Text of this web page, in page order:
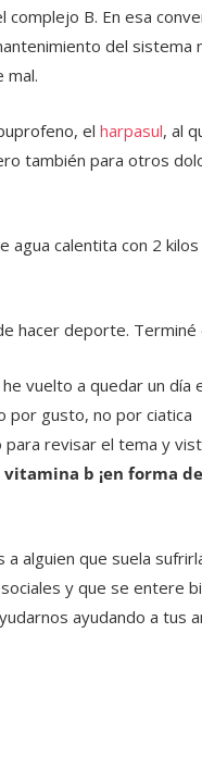
B. En esa
del sistema
mal.
el harpasul, al
también para otros
agua calentita con 2
hacer deporte. Terminé
vuelto a quedar un día
por gusto, no por ciatica
revisar el tema y
b ¡en forma
a alguien que suela
y que se entere
ayudando a tus